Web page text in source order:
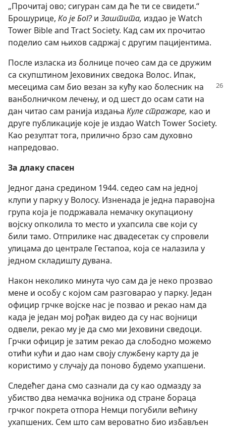
„Прочитај ово; сигуран сам да ће ти се свидети.“
Брошурице, Ко је Бог?иЗаштита, издао је Watch
Tower Bible and Tract Society. Кад сам их прочитао
поделио сам њихов садржај с другим пацијентима.
После изласка из болнице почео сам да се дружим
са скупштином Јеховиних сведока Волос. Ипак,
месецима сам био везан за кућу као болесник на
ванболничком лечењу, и од шест до осам сати на
дан читао сам ранија издања Куле стражаре, као и
друге публикације које је издао Watch Tower Society.
Као резултат тога, прилично брзо сам духовно
напредовао.
За длаку спасен
Једног дана средином 1944. седео сам на једној
клупи у парку у Волосу. Изненада је једна паравојна
група која је подржавала немачку окупациону
војску опколила то место и ухапсила све који су
били тамо. Отприлике нас двадесетак су спровели
улицама до централе Гестапоа, која се налазила у
једном складишту дувана.
Након неколико минута чуо сам да је неко прозвао
мене и особу с којом сам разговарао у парку. Један
официр грчке војске нас је позвао и рекао нам да
када је један мој рођак видео да су нас војници
одвели, рекао му је да смо ми Јеховини сведоци.
Грчки официр је затим рекао да слободно можемо
отићи кући и дао нам своју службену карту да је
користимо у случају да поново будемо ухапшени.
Следећег дана смо сазнали да су као одмазду за
убиство два немачка војника од стране бораца
грчког покрета отпора Немци погубили већину
ухапшених. Сем што сам вероватно био избављен